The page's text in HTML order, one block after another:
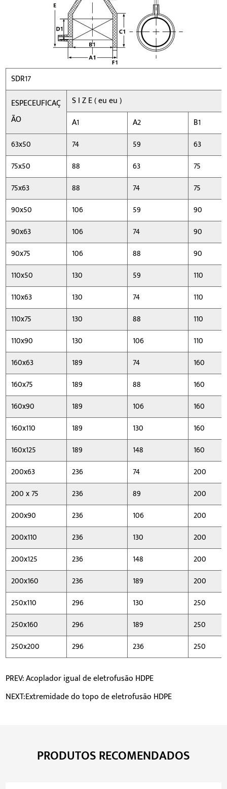
SDR17
ESPECEUFICAÇ
ÃO
SIZE(eueu)
A1
A2
B1
63x50
74 59
63
75x50
88 63
75
75x63
88 74
75
90x50
106 59
90
90x63
106 74
90
90x75
106 88
90
110x50
130 59
110
110x63
130 74
110
110x75
130 88
110
110x90
130 106
110
160x63
189 74
160
160x75
189 88
160
160x90
189 106
160
160x110
189 130
160
160x125
189 148
160
200x63
236 74
200
200 x 75
236 89
200
200x90
236 106
200
200x110
236 130
200
200x125
236 148
200
200x160
236 189
200
250x110
296 130
250
250x160
296 189
250
250x200
296 236 250
PREV: Acoplador igual de eletrofusão HDPE
NEXT:Extremidade do topo de eletrofusão HDPE
PRODUTOS RECOMENDADOS